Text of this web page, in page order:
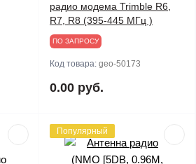
радио модема Trimble R6,
R7, R8 (395-445 МГц )
ПО ЗАПРОСУ
Код товара: geo-50173
0.00 руб.
Популярный